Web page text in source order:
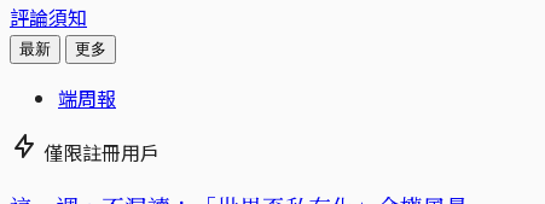
評論須知
最新 更多
端周報
僅限註冊用戶